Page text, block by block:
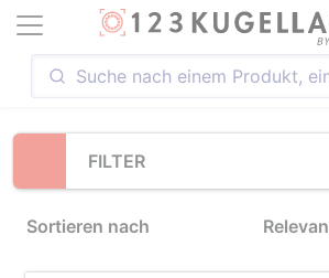
FILTER
Sortieren nach
Loading...